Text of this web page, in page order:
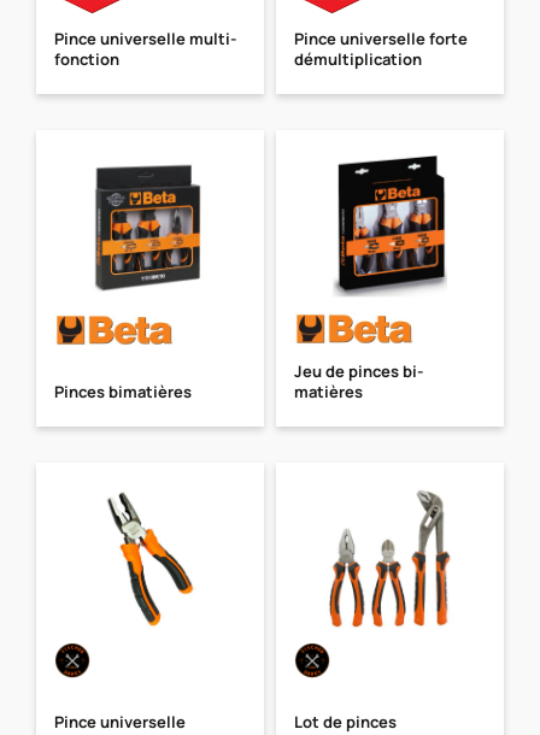
Pince universelle multi-
fonction
Pince universelle forte
démultiplication
Pinces bimatières
Jeu de pinces bi-
matières
Pince universelle Lot de pinces